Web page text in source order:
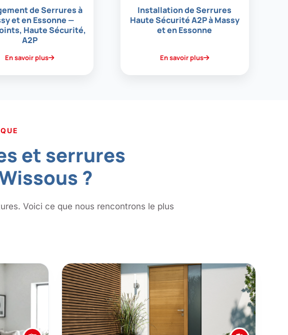
de Serrures à
et en Essonne —
Haute Sécurité,
A2P
En savoir plus
Installation de Serrures
Haute Sécurité A2P à Massy
et en Essonne
En savoir plus
et serrures
?
Voici ce que nous rencontrons le plus